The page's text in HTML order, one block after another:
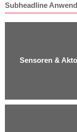
Subheadline
Sensoren &